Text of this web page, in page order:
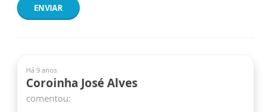
ENVIAR
Há 9 anos
Coroinha José Alves
comentou: